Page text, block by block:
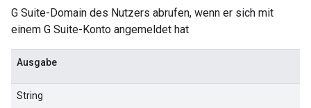
G Suite-Domain des Nutzers abrufen, wenn er sich mit
einem G Suite-Konto angemeldet hat
Ausgabe
String